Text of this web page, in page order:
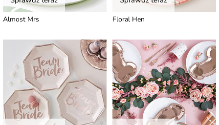
Almost Mrs Floral Hen